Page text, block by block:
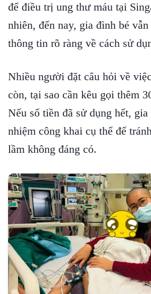
để điều trị ung thư máu tại
nhiên, đến nay, gia đình bé
thông tin rõ ràng về cách sử
Nhiều người đặt câu hỏi về
còn, tại sao cần kêu gọi thêm
Nếu số tiền đã sử dụng hết,
nhiệm công khai cụ thể để
lầm không đáng có.